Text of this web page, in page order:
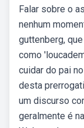
Falar sobre o
nenhum
guttenberg,
como
cuidar do pai
desta
um discurso
geralmente é